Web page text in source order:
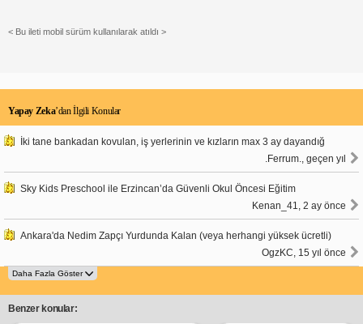
< Bu ileti mobil sürüm kullanılarak atıldı >
Yapay Zeka’dan İlgili Konular
İki tane bankadan kovulan, iş yerlerinin ve kızların max 3 ay dayandığ
.Ferrum., geçen yıl
Sky Kids Preschool ile Erzincan’da Güvenli Okul Öncesi Eğitim
Kenan_41, 2 ay önce
Ankara'da Nedim Zapçı Yurdunda Kalan (veya herhangi yüksek ücretli)
OgzKC, 15 yıl önce
Benzer konular: